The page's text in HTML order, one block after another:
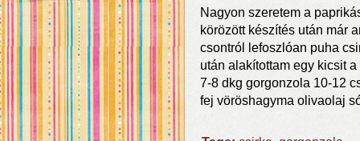
Nagyon szeretem a
körözött készítés után már
csontról lefoszlóan puha
után alakítottam egy kicsit
7-8 dkg gorgonzola 10-12
fej vöröshagyma olivaolaj